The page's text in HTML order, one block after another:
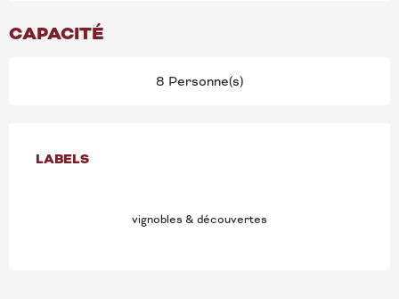
CAPACITÉ
8 Personne(s)
OFFRES DE PRESTATIONS
LABELS
LABELS
vignobles & découvertes